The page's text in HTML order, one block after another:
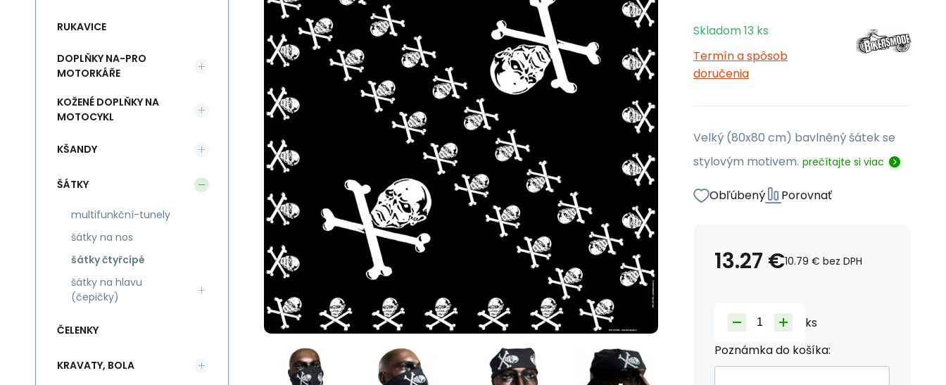
Skladom13 ks
Termín a spôsob
doručenia
Velký (80x80 cm) bavlněný šátek se
stylovým motivem. prečítajte si viac
Obľúbený Porovnať
13.27 €10.79 € bez DPH
ks
Poznámka do košíka:
RUKAVICE
DOPLŇKY NA-PRO
MOTORKÁŘE
KOŽENÉ DOPLŇKY NA
MOTOCYKL
KŠANDY
ŠÁTKY
multifunkční-tunely
šátky na nos
šátky čtyřcípé
šátky na hlavu
(čepičky)
ČELENKY
KRAVATY, BOLA